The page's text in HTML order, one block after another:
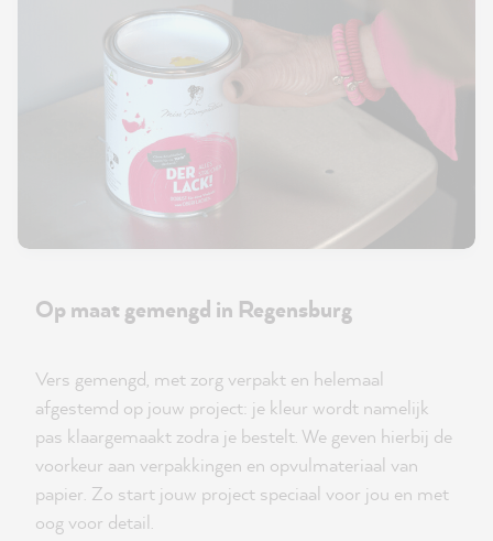
Op maat gemengd in Regensburg
Vers gemengd, met zorg verpakt en helemaal
afgestemd op jouw project: je kleur wordt namelijk
pas klaargemaakt zodra je bestelt. We geven hierbij de
voorkeur aan verpakkingen en opvulmateriaal van
papier. Zo start jouw project speciaal voor jou en met
oog voor detail.